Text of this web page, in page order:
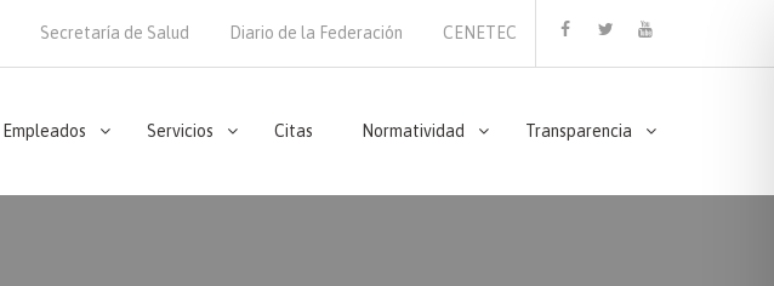
Secretaría de Salud Diario de la Federación
CENETEC
Empleados Servicios Citas Normatividad Transparencia